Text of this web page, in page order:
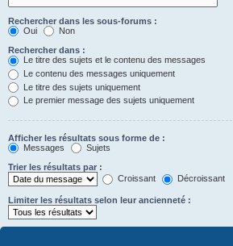
Rechercher dans les sous-forums :
Oui
Non
Rechercher dans :
Le titre des sujets et le contenu des messages
Le contenu des messages uniquement
Le titre des sujets uniquement
Le premier message des sujets uniquement
Afficher les résultats sous forme de :
Messages
Sujets
Trier les résultats par :
Croissant
Décroissant
Limiter les résultats selon leur ancienneté :